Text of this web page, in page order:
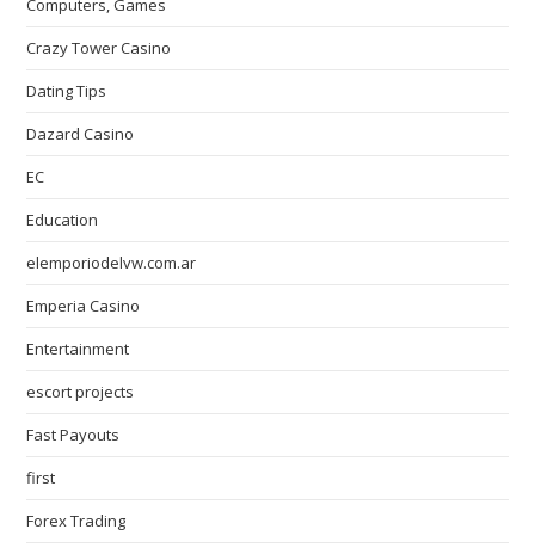
Computers, Games
Crazy Tower Сasino
Dating Tips
Dazard Casino
EC
Education
elemporiodelvw.com.ar
Emperia Casino
Entertainment
escort projects
Fast Payouts
first
Forex Trading